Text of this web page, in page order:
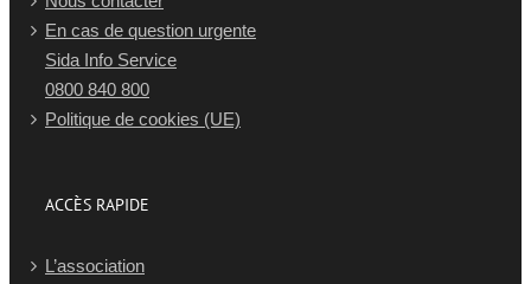
En cas de question urgente
Sida Info Service
0800 840 800
Politique de cookies (UE)
ACCÈS RAPIDE
L’association